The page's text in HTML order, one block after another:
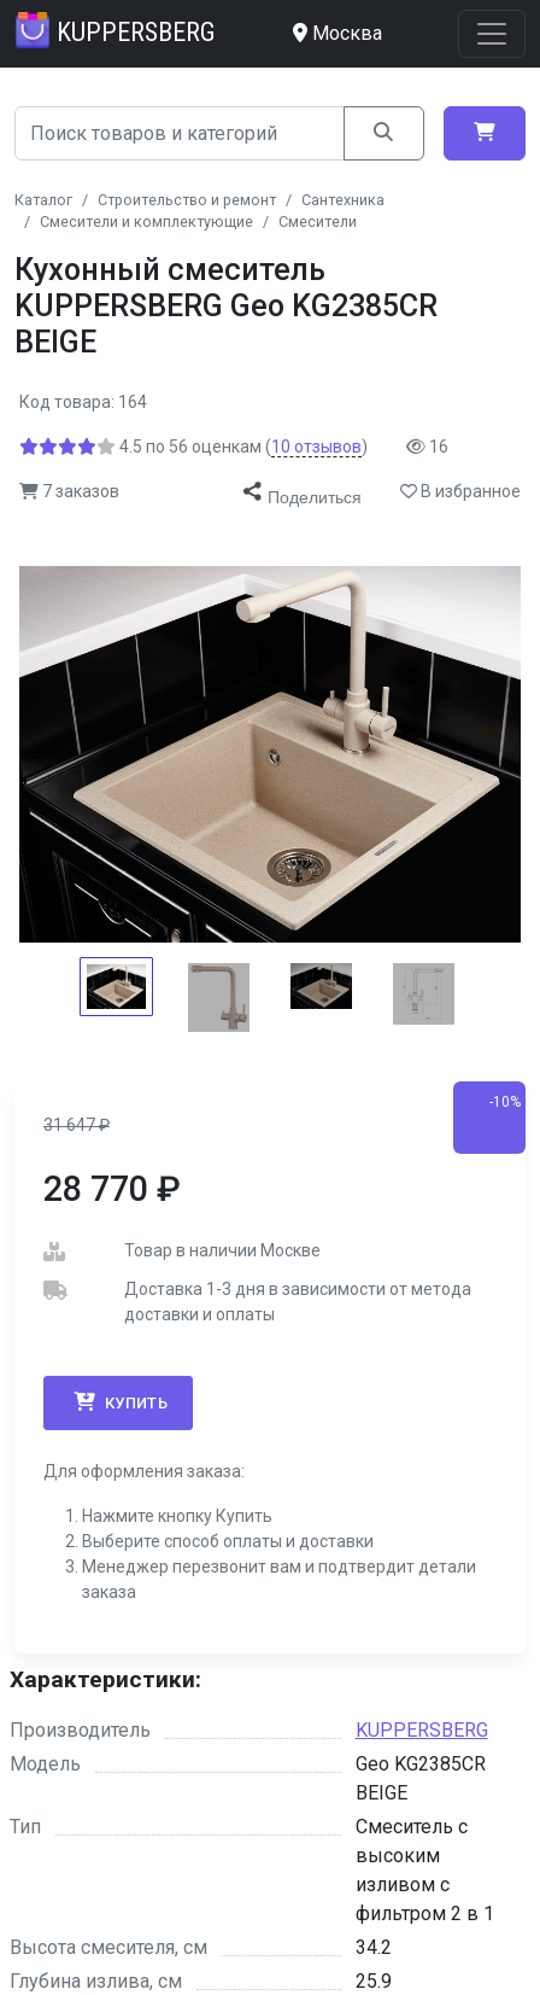
KUPPERSBERG Москва
Каталог Строительство и ремонт
Сантехника
Смесители и комплектующие
Смесители
Кухонный смеситель
KUPPERSBERG Geo KG2385CR
BEIGE
Код товара: 164
4.5 по 56 оценкам (10 отзывов) 16
7 заказов Поделиться В избранное
31 647₽
-10%
28 770 ₽
Товар в наличии Москве
Доставка 1-3 дня в зависимости от метода
доставки и оплаты
КУПИТЬ
Для оформления заказа:
Нажмите кнопку Купить
Выберите способ оплаты и доставки
Менеджер перезвонит вам и подтвердит детали
заказа
Характеристики:
Производитель
KUPPERSBERG
Модель
Geo KG2385CR
BEIGE
Тип
Смеситель с
высоким
изливом с
фильтром 2 в 1
Высота смесителя, см
34.2
Глубина излива, см
25.9